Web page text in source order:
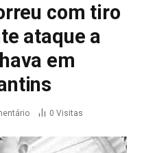
com tiro
ataque a
em
0 Visitas